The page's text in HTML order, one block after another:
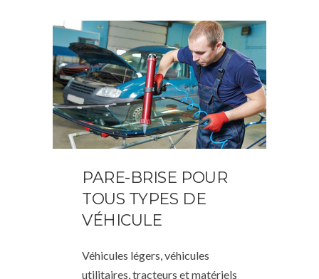
PARE-BRISE POUR
TOUS TYPES DE
VÉHICULE
Véhicules légers, véhicules
utilitaires, tracteurs et matériels